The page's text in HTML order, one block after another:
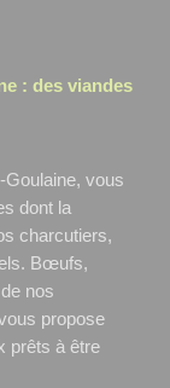
: des viandes
vous
dont la
charcutiers,
Bœufs,
nos
propose
prêts à être